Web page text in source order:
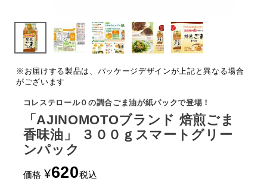
※お届けする製品は、パッケージデザインが上記と異なる場合
がございます
コレステロール０の調合ごま油が紙パックで登場！
「AJINOMOTOブランド 焙煎ごま
香味油」 ３００ｇスマートグリー
ンパック
価格 ¥620税込